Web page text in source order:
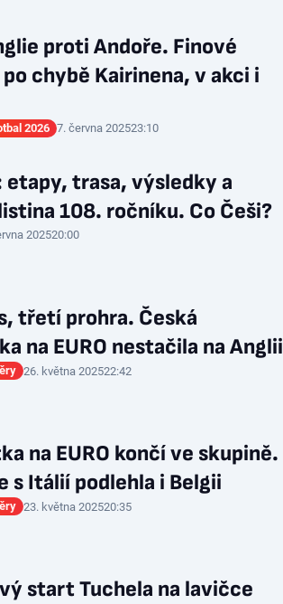
proti Andoře. Finové
chybě Kairinena, v akci i
2026 7. června 202523:10
etapy, trasa, výsledky a
108. ročníku. Co Češi?
202520:00
třetí prohra. Česká
na EURO nestačila na Anglii
26. května 202522:42
na EURO končí ve skupině.
s Itálií podlehla i Belgii
23. května 202520:35
start Tuchela na lavičce